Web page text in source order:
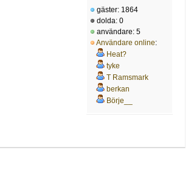
gäster: 1864
dolda: 0
användare: 5
Användare online:
Heat?
tyke
T Ramsmark
berkan
Börje__